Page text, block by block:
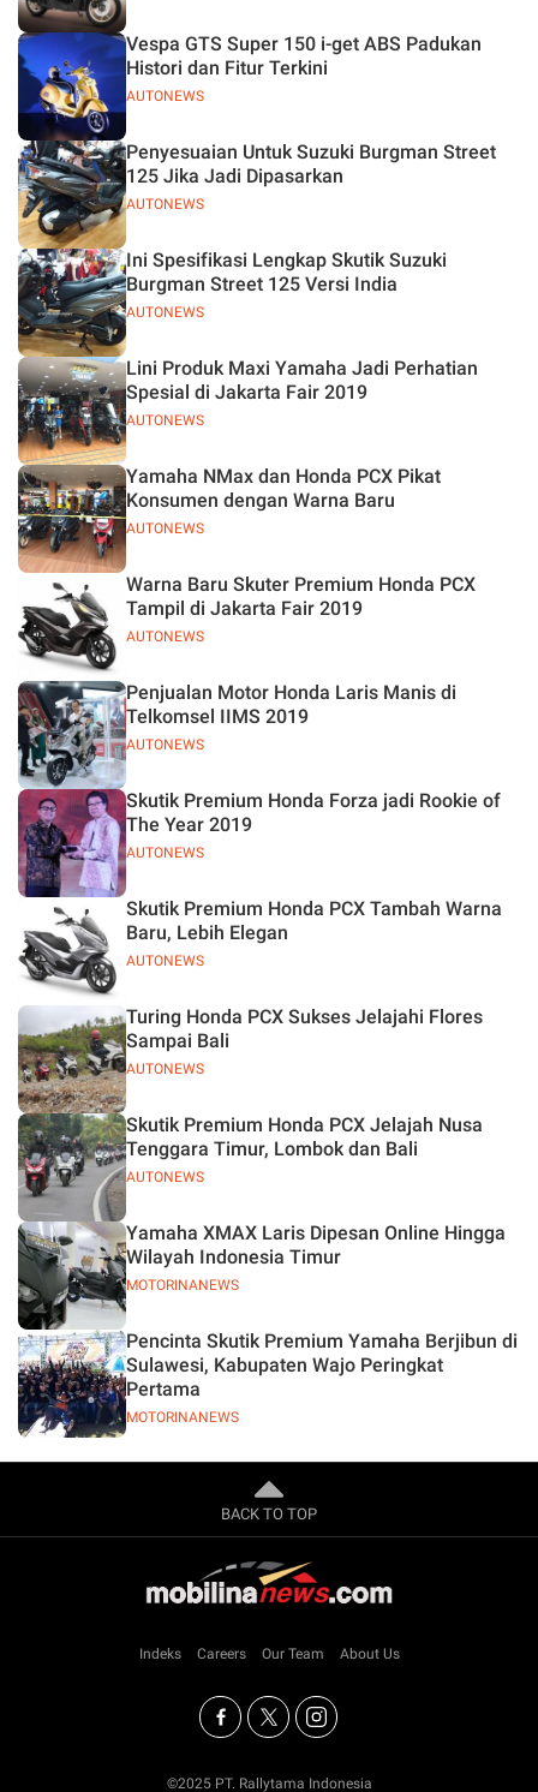
AUTONEWS
Vespa GTS Super 150 i-get ABS Padukan
Histori dan Fitur Terkini
AUTONEWS
Penyesuaian Untuk Suzuki Burgman Street
125 Jika Jadi Dipasarkan
AUTONEWS
Ini Spesifikasi Lengkap Skutik Suzuki
Burgman Street 125 Versi India
AUTONEWS
Lini Produk Maxi Yamaha Jadi Perhatian
Spesial di Jakarta Fair 2019
AUTONEWS
Yamaha NMax dan Honda PCX Pikat
Konsumen dengan Warna Baru
AUTONEWS
Warna Baru Skuter Premium Honda PCX
Tampil di Jakarta Fair 2019
AUTONEWS
Penjualan Motor Honda Laris Manis di
Telkomsel IIMS 2019
AUTONEWS
Skutik Premium Honda Forza jadi Rookie of
The Year 2019
AUTONEWS
Skutik Premium Honda PCX Tambah Warna
Baru, Lebih Elegan
AUTONEWS
Turing Honda PCX Sukses Jelajahi Flores
Sampai Bali
AUTONEWS
Skutik Premium Honda PCX Jelajah Nusa
Tenggara Timur, Lombok dan Bali
MOTORINANEWS
Yamaha XMAX Laris Dipesan Online Hingga
Wilayah Indonesia Timur
MOTORINANEWS
Pencinta Skutik Premium Yamaha Berjibun di
Sulawesi, Kabupaten Wajo Peringkat
Pertama
BACK TO TOP
Indeks Careers Our Team About Us
©2025 PT. Rallytama Indonesia